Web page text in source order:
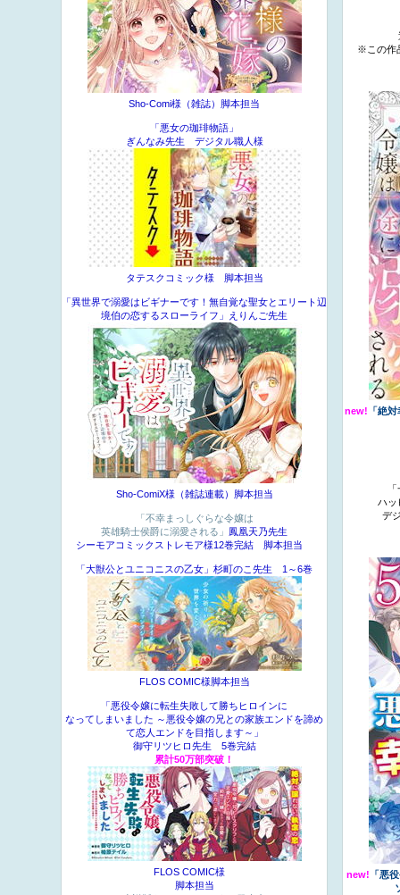
Sho-Comi様（雑誌）脚本担当
「悪女の珈琲物語」
ぎんなみ先生 デジタル職人様
タテスクコミック様 脚本担当
「異世界で溺愛はビギナーです！無自覚な聖女とエリート辺
境伯の恋するスローライフ」えりんご先生
Sho-ComiX様（雑誌連載）脚本担当
「不幸まっしぐらな令嬢は
英雄騎士侯爵に溺愛される」 鳳凰天乃先生
シーモアコミックストレモア様12巻完結 脚本担当
「大獣公とユニコニスの乙女」杉町のこ先生 1～6巻
FLOS COMIC様脚本担当
「悪役令嬢に転生失敗して勝ちヒロインに
なってしまいました ～悪役令嬢の兄との家族エンドを諦め
て恋人エンドを目指します～」
御守リツヒロ先生 5巻完結
累計50万部突破！
FLOS COMIC様
脚本担当
※この作
new! 「絶
ハッ
デ
new! 「悪